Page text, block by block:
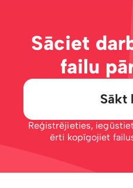
Sāciet
failu
Sākt
Reģistrējieties,
ērti kopīgojiet